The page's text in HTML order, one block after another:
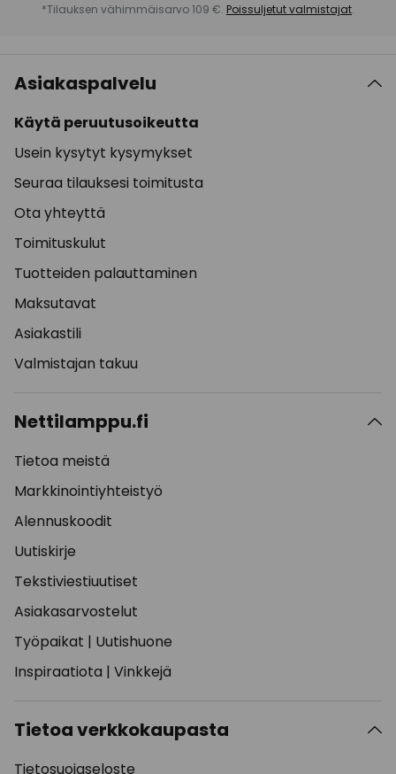
*Tilauksen vähimmäisarvo 109 €. Poissuljetut valmistajat.
Asiakaspalvelu
Käytä peruutusoikeutta
Usein kysytyt kysymykset
Seuraa tilauksesi toimitusta
Ota yhteyttä
Toimituskulut
Tuotteiden palauttaminen
Maksutavat
Asiakastili
Valmistajan takuu
Nettilamppu.fi
Tietoa meistä
Markkinointiyhteistyö
Alennuskoodit
Uutiskirje
Tekstiviestiuutiset
Asiakasarvostelut
Työpaikat | Uutishuone
Inspiraatiota | Vinkkejä
Tietoa verkkokaupasta
Tietosuojaseloste